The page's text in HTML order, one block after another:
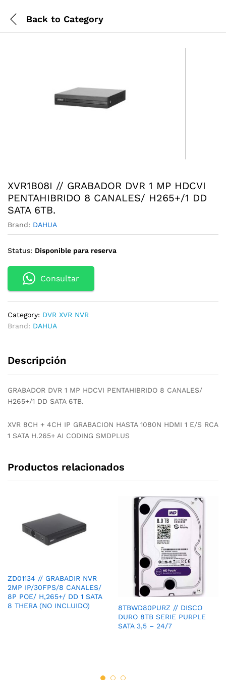
Back to Category
XVR1B08I // GRABADOR DVR 1 MP HDCVI
PENTAHIBRIDO 8 CANALES/ H265+/1 DD
SATA 6TB.
Brand: DAHUA
Status: Disponible para reserva
Consultar
Category: DVR XVR NVR
Brand: DAHUA
Descripción
GRABADOR DVR 1 MP HDCVI PENTAHIBRIDO 8 CANALES/
H265+/1 DD SATA 6TB.
XVR 8CH + 4CH IP GRABACION HASTA 1080N HDMI 1 E/S RCA
1 SATA H.265+ AI CODING SMDPLUS
Productos relacionados
ZD01134 // GRABADIR NVR
2MP IP/30FPS/8 CANALES/
8P POE/ H,265+/ DD 1 SATA
8 THERA (NO INCLUIDO)
8TBWD80PURZ // DISCO
DURO 8TB SERIE PURPLE
SATA 3,5 – 24/7